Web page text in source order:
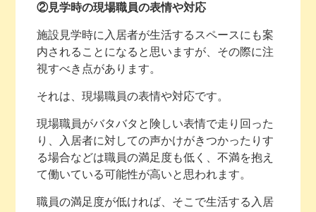
②見学時の現場職員の表情や対応
施設見学時に入居者が生活するスペースにも案
内されることになると思いますが、その際に注
視すべき点があります。
それは、現場職員の表情や対応です。
現場職員がバタバタと険しい表情で走り回った
り、入居者に対しての声かけがきつかったりす
る場合などは職員の満足度も低く、不満を抱え
て働いている可能性が高いと思われます。
職員の満足度が低ければ、そこで生活する入居